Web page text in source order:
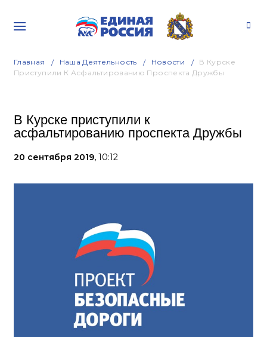
Главная Наша Деятельность Новости
В Курске
Приступили К Асфальтированию Проспекта Дружбы
В Курске приступили к
асфальтированию проспекта Дружбы
20 сентября 2019, 10:12